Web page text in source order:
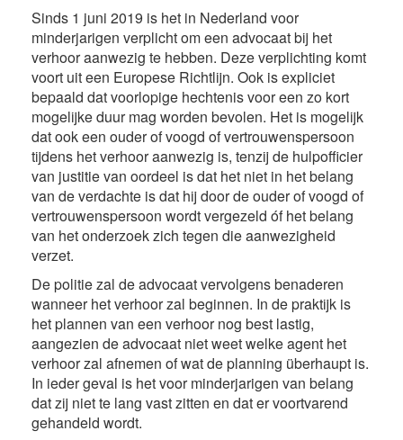
Sinds 1 juni 2019 is het in Nederland voor
minderjarigen verplicht om een advocaat bij het
verhoor aanwezig te hebben. Deze verplichting komt
voort uit een Europese Richtlijn. Ook is expliciet
bepaald dat voorlopige hechtenis voor een zo kort
mogelijke duur mag worden bevolen. Het is mogelijk
dat ook een ouder of voogd of vertrouwenspersoon
tijdens het verhoor aanwezig is, tenzij de hulpofficier
van justitie van oordeel is dat het niet in het belang
van de verdachte is dat hij door de ouder of voogd of
vertrouwenspersoon wordt vergezeld óf het belang
van het onderzoek zich tegen die aanwezigheid
verzet.
De politie zal de advocaat vervolgens benaderen
wanneer het verhoor zal beginnen. In de praktijk is
het plannen van een verhoor nog best lastig,
aangezien de advocaat niet weet welke agent het
verhoor zal afnemen of wat de planning überhaupt is.
In ieder geval is het voor minderjarigen van belang
dat zij niet te lang vast zitten en dat er voortvarend
gehandeld wordt.